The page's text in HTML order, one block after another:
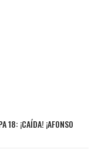
18: ¡CAÍDA! ¡AFONSO